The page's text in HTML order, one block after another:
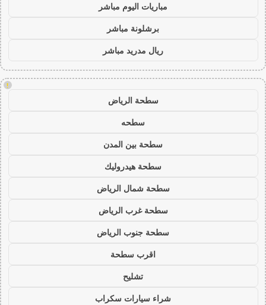
مباريات اليوم مباشر
برشلونة مباشر
ريال مدريد مباشر
!
سطحة الرياض
سطحه
سطحة بين المدن
سطحة هيدروليك
سطحة شمال الرياض
سطحة غرب الرياض
سطحة جنوب الرياض
اقرب سطحة
تشليح
شراء سيارات سكراب